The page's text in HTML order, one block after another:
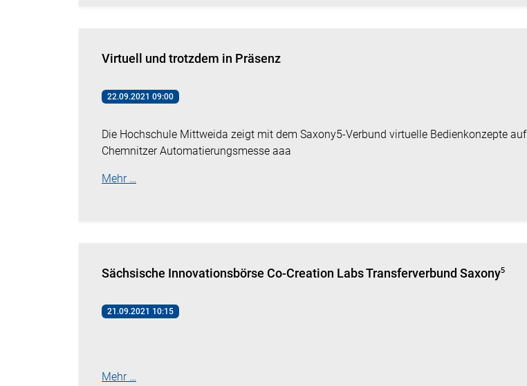
Virtuell und trotzdem in Präsenz
22.09.2021 09:00
Die Hochschule Mittweida zeigt mit dem Saxony5-Verbund virtuelle Bedienkonzepte auf
Chemnitzer Automatierungsmesse aaa
Mehr …
Sächsische Innovationsbörse Co-Creation Labs Transferverbund Saxony⁵
21.09.2021 10:15
Mehr …